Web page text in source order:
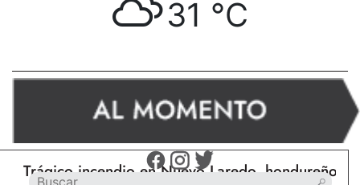
31 °C
incendio en Nuevo Laredo, hondureño muere